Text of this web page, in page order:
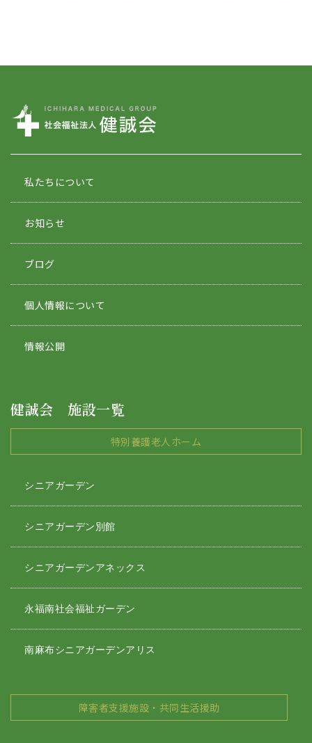
私たちについて
お知らせ
ブログ
個人情報について
情報公開
健誠会 施設一覧
特別養護老人ホーム
シニアガーデン
シニアガーデン別館
シニアガーデンアネックス
永福南社会福祉ガーデン
南麻布シニアガーデンアリス
障害者支援施設・共同生活援助